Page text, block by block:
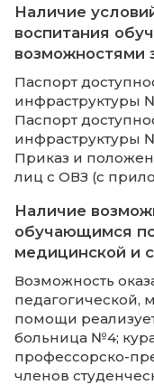
(Доступно для
Электронная
Министерство
(Доступен для
Электронная
«Издательство
Федеральная
Электронная
(Доступно для
Министерство
(Доступен для
Федеральная
образования
Федеральный
Приказ Об